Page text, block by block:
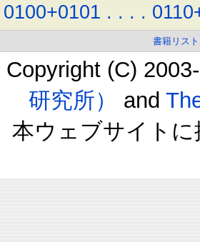
0100+0101 . . . .
書籍リスト
Copyright (C)
研究所）
and
本ウェブサイト